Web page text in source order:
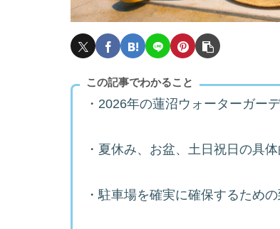
この記事でわかること
・2026年の蓮沼ウォーターガー
・夏休み、お盆、土日祝日の具
・駐車場を確実に確保するため